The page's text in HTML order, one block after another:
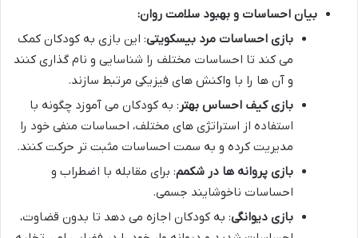
بیان احساسات و بهبود سلامت روان:
بازی احساسات مرد بیسکویتی: این بازی به کودکان کمک
می کند تا احساسات مختلف را شناسایی و نام گذاری کنند
و آن ها را با واکنش های فیزیکی مرتبط سازند.
بازی کیف احساس بهتر : به کودکان می آموزد چگونه با
استفاده از استراتژی های مختلف، احساسات منفی خود را
مدیریت کرده و به سمت احساسات مثبت تر حرکت کنند.
بازی پروانه ها در شکمم: برای مقابله با اضطراب و
احساسات ناخوشایند جسمی.
بازی دیوانگی: به کودکان اجازه می دهد تا بدون قضاوت،